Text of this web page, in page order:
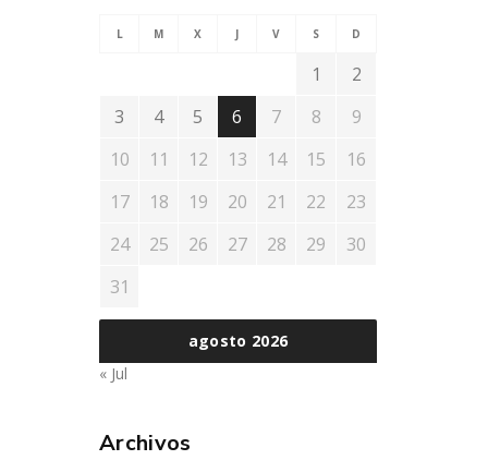
agosto 2026
L M X J V S D
1
2
3
4 5 6 7 8
9
10
11 12 13 14 15
16
17
18 19 20 21 22
23
24
25 26 27 28 29
30
31
« Jul
Archivos